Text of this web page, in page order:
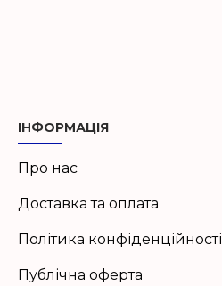
ІНФОРМАЦІЯ
Про нас
Доставка та оплата
Політика конфіденційності
Публічна оферта